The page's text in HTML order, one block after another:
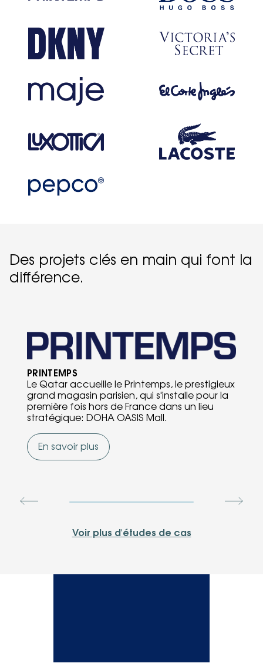
Des projets clés en main qui font la
différence.
PRINTEMPS
Le Qatar accueille le Printemps, le prestigieux
grand magasin parisien, qui s'installe pour la
première fois hors de France dans un lieu
stratégique: DOHA OASIS Mall.
En savoir plus
Voir plus d'études de cas